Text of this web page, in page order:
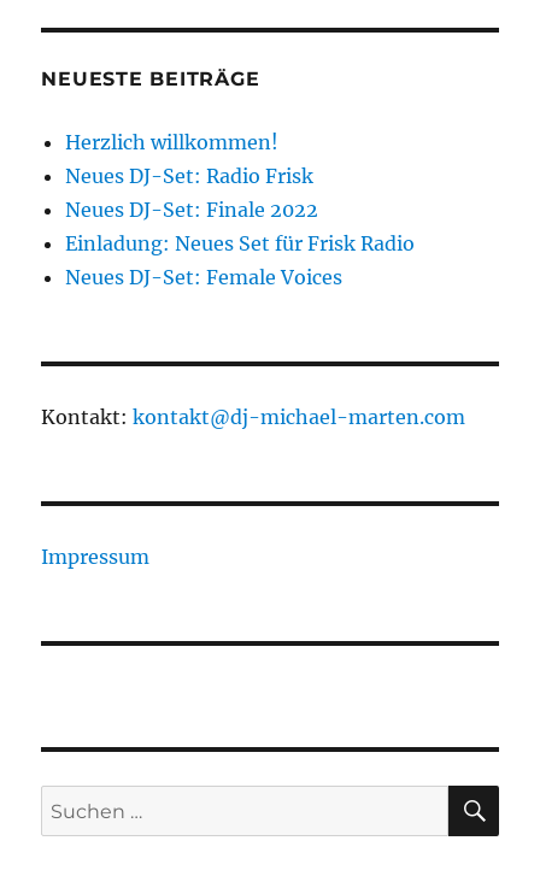
NEUESTE BEITRÄGE
Herzlich willkommen!
Neues DJ-Set: Radio Frisk
Neues DJ-Set: Finale 2022
Einladung: Neues Set für Frisk Radio
Neues DJ-Set: Female Voices
Kontakt:kontakt@dj-michael-marten.com
Impressum
Suchen
nach: